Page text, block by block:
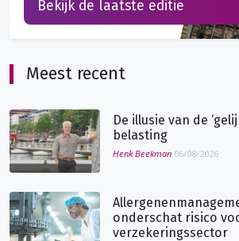
Meest recent
De illusie van de
belasting
Henk Beekman 06/08/2026
onderschat risico
verzekeringssector
Bekijk de laatste editie